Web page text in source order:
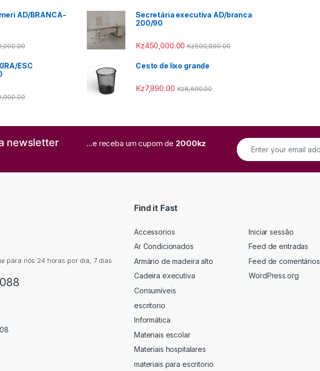
AD/BRANCA-
ESC
Secretária executiva AD/branca
200/90
Kz450,000.00 Kz500,000.00
Cesto de lixo grande
Kz7,990.00 Kz8,690.00
newsletter ...e receba um cupom de 2000kz
para nós 24 horas por dia, 7 dias
Find it Fast
Accessorios
Ar Condicionados
Armário de madeira alto
Cadeira executiva
Consumíveis
escritorio
Informática
Materiais escolar
Materiais hospitalares
materiais para escritorio
Iniciar sessão
Feed de entradas
Feed de comentários
WordPress.org